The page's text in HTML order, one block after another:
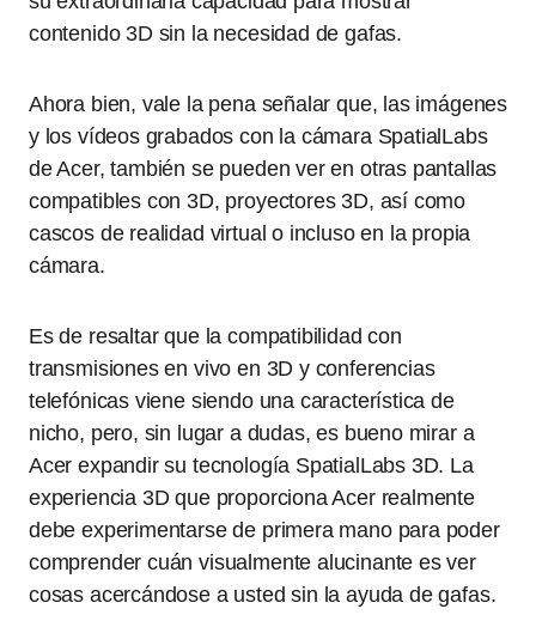
contenido 3D sin la necesidad de gafas.
Ahora bien, vale la pena señalar que, las imágenes
y los vídeos grabados con la cámara SpatialLabs
de Acer, también se pueden ver en otras pantallas
compatibles con 3D, proyectores 3D, así como
cascos de realidad virtual o incluso en la propia
cámara.
Es de resaltar que la compatibilidad con
transmisiones en vivo en 3D y conferencias
telefónicas viene siendo una característica de
nicho, pero, sin lugar a dudas, es bueno mirar a
Acer expandir su tecnología SpatialLabs 3D. La
experiencia 3D que proporciona Acer realmente
debe experimentarse de primera mano para poder
comprender cuán visualmente alucinante es ver
cosas acercándose a usted sin la ayuda de gafas.